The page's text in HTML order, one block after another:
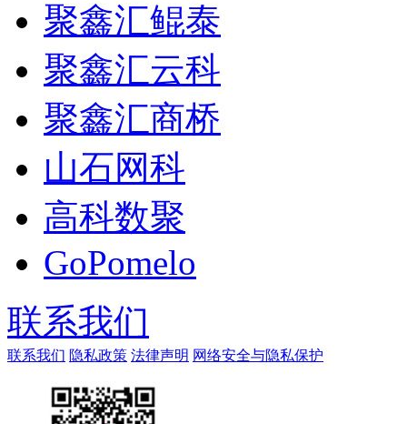
聚鑫汇鲲泰
聚鑫汇云科
聚鑫汇商桥
山石网科
高科数聚
GoPomelo
联系我们
联系我们 隐私政策 法律声明 网络安全与隐私保护